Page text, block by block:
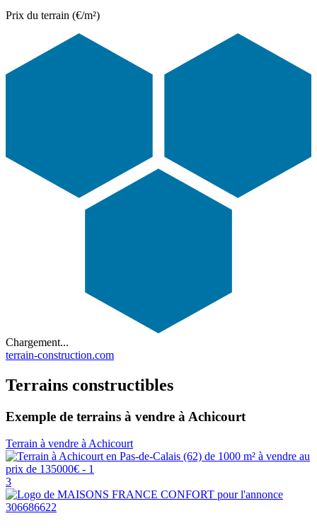
Prix du terrain (€/m²)
Chargement...
terrain-construction.com
Terrains constructibles
Exemple de terrains à vendre à Achicourt
Terrain à vendre à Achicourt
3